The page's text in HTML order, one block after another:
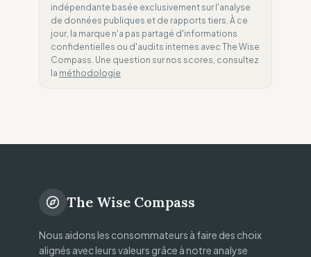
indépendante basée exclusivement sur l'analyse
de données publiques et de rapports tiers. À ce
jour, la marque n'a pas partagé d'informations
confidentielles ou d'audits internes avec The Wise
Compass. Une question sur nos scores, consultez
la méthodologie
The Wise Compass
Nous aidons les consommateurs à faire des choix
alignés avec leurs valeurs grâce à notre analyse